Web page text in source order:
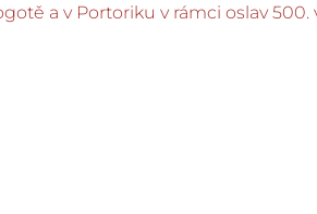
a v Portoriku v rámci oslav 500.